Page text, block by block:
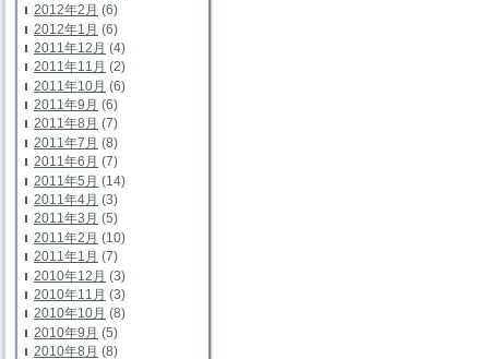
2012年2月 (6)
2012年1月 (6)
2011年12月 (4)
2011年11月 (2)
2011年10月 (6)
2011年9月 (6)
2011年8月 (7)
2011年7月 (8)
2011年6月 (7)
2011年5月 (14)
2011年4月 (3)
2011年3月 (5)
2011年2月 (10)
2011年1月 (7)
2010年12月 (3)
2010年11月 (3)
2010年10月 (8)
2010年9月 (5)
2010年8月 (8)